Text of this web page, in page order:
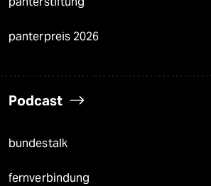
panterpreis 2026
Podcast
bundestalk
fernverbindung